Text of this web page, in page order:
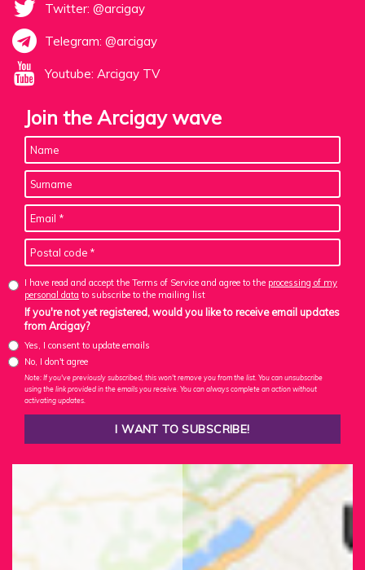
Twitter: @arcigay
Telegram: @arcigay
Youtube: Arcigay TV
Join the Arcigay wave
I have read and accept the Terms of Service and agree to the processing of my
personal data to subscribe to the mailing list
If you're not yet registered, would you like to receive email updates
from Arcigay?
Yes, I consent to update emails
No, I don't agree
Note: If you've previously subscribed, this won't remove you from the list. You can unsubscribe
using the link provided in the emails you receive. You can always complete an action without
activating updates.